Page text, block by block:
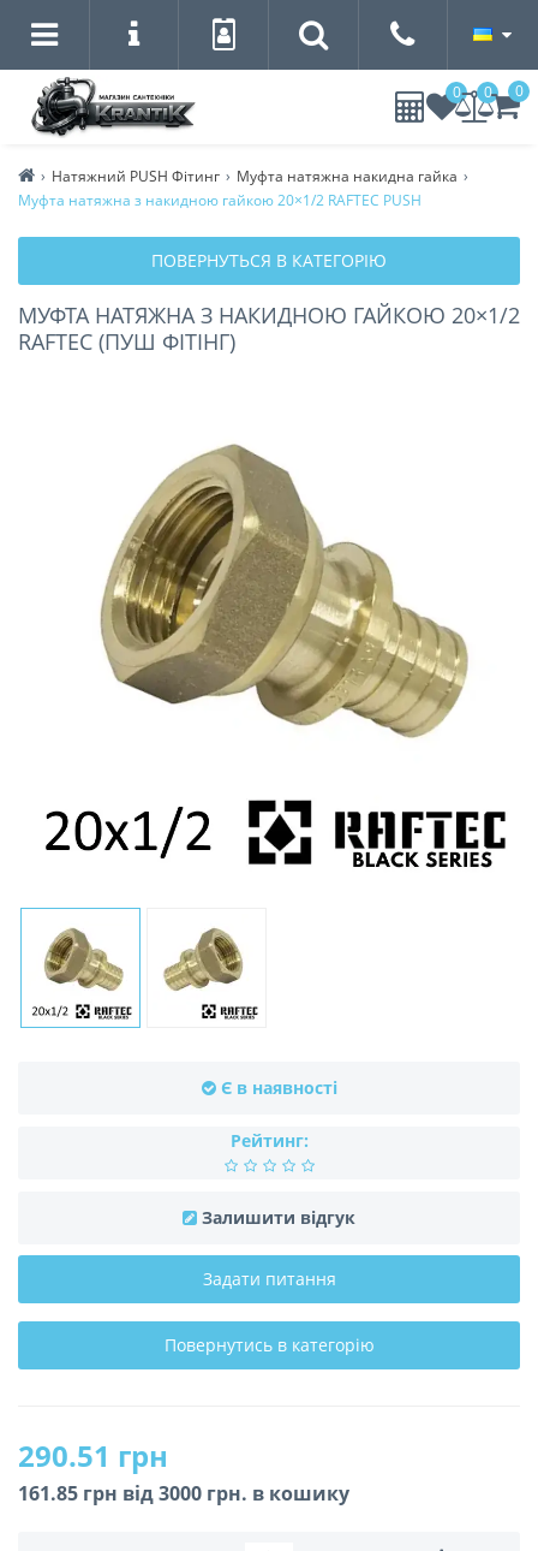
0 0 0
Натяжний PUSH Фітинг
Муфта натяжна накидна гайка
Муфта натяжна з накидною гайкою 20×1/2 RAFTEC PUSH
ПОВЕРНУТЬСЯ В КАТЕГОРІЮ
МУФТА НАТЯЖНА З НАКИДНОЮ ГАЙКОЮ 20×1/2
RAFTEC (ПУШ ФІТІНГ)
Є в наявності
Рейтинг:
Залишити відгук
Задати питання
Повернутись в категорію
290.51 грн
161.85 грн вiд 3000 грн. в кошику